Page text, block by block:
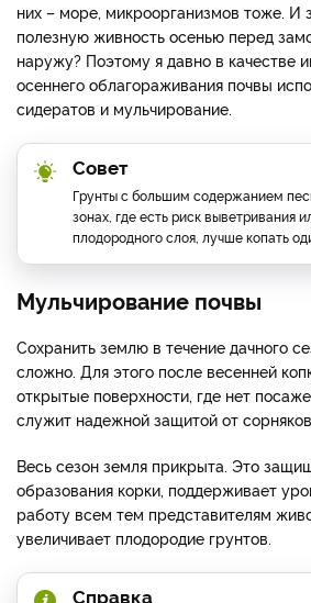
них – море, микроорганизмов тоже. И
полезную живность осенью перед
наружу? Поэтому я давно в качестве
осеннего облагораживания почвы
сидератов и мульчирование.
Совет
Грунты с большим содержанием
зонах, где есть риск выветривания
плодородного слоя, лучше копать
Мульчирование почвы
Сохранить землю в течение дачного
сложно. Для этого после весенней
открытые поверхности, где нет
служит надежной защитой от
Весь сезон земля прикрыта. Это
образования корки, поддерживает
работу всем тем представителям
увеличивает плодородие грунтов.
Справка